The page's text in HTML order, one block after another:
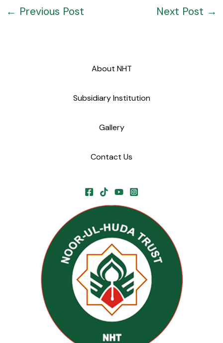
← Previous Post Next Post →
About NHT
Subsidiary Institution
Gallery
Contact Us